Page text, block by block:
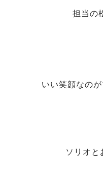
担当の
いい笑顔なの
ソリオ